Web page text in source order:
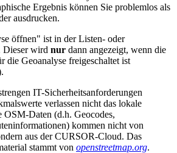
Ergebnis können Sie problemlos als
ausdrucken.
öffnen" ist in der Listen- oder
Dieser wird nur dann angezeigt, wenn die
die Geoanalyse freigeschaltet ist
IT-Sicherheitsanforderungen
verlassen nicht das lokale
OSM-Daten (d.h. Geocodes,
kommen nicht von
aus der CURSOR-Cloud. Das
stammt von openstreetmap.org.